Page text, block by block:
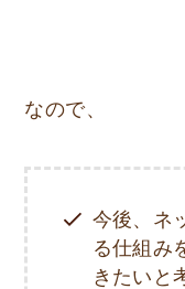
なので、
今後、ネ
る仕組み
きたいと